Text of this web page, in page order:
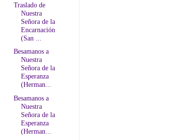
Traslado de
Nuestra
Señora de la
Encarnación
(San ...
Besamanos a
Nuestra
Señora de la
Esperanza
(Herman...
Besamanos a
Nuestra
Señora de la
Esperanza
(Herman...